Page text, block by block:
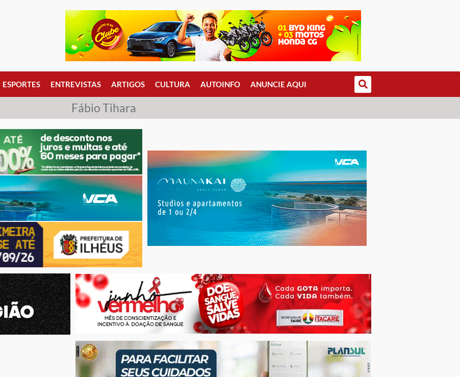
ESPORTES ENTREVISTAS ARTIGOS CULTURA AUTOINFO ANUNCIE AQUI
Fábio Tihara